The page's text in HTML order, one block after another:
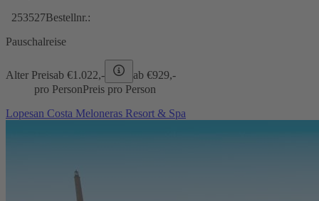
253527Bestellnr.:
Pauschalreise
Alter Preisab €1.022,- ab €929,-
pro PersonPreis pro Person
Lopesan Costa Meloneras Resort & Spa